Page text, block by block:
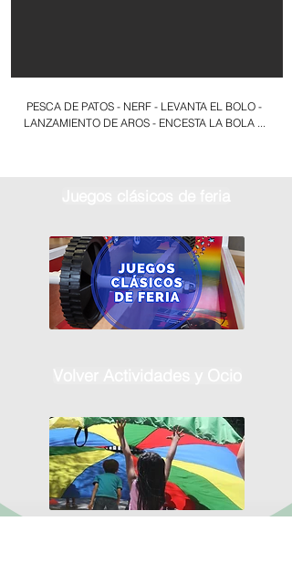
PESCA DE PATOS - NERF - LEVANTA EL BOLO -
LANZAMIENTO DE AROS - ENCESTA LA BOLA ...